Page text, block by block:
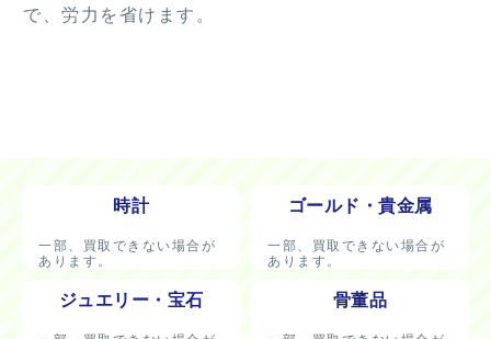
で、労力を省けます。
時計
一部、買取できない場合が
あります。
ゴールド・貴金属
一部、買取できない場合が
あります。
ジュエリー・宝石 骨董品